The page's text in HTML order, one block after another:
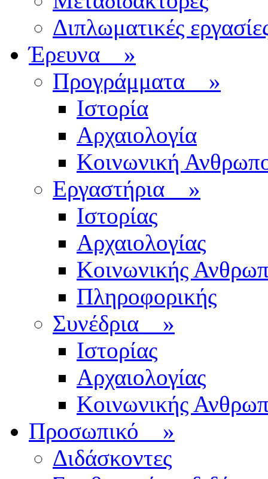
Διπλωματικές
Έρευνα »
Προγράμματα »
Ιστορία
Αρχαιολογία
Κοινωνική
Εργαστήρια »
Ιστορίας
Αρχαιολογίας
Κοινωνικής
Πληροφορικής
Συνέδρια »
Ιστορίας
Αρχαιολογίας
Κοινωνικής
Προσωπικό »
Διδάσκοντες